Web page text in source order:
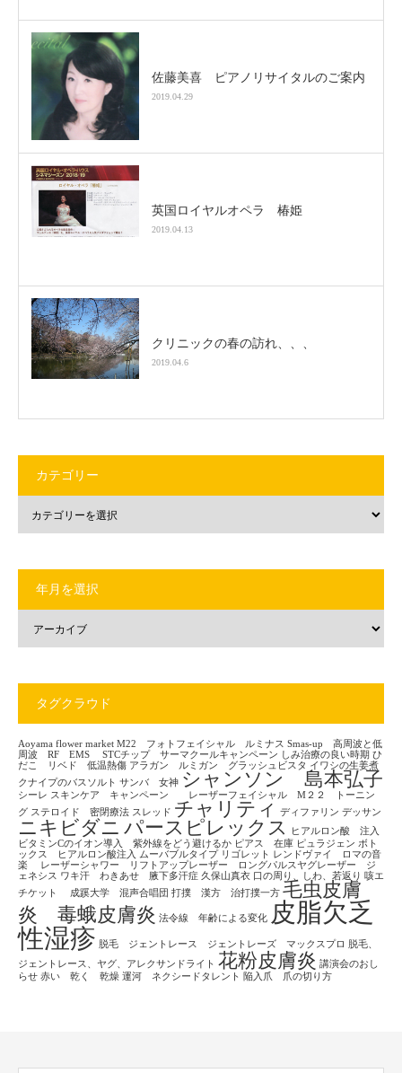
佐藤美喜 ピアノリサイタルのご案内
2019.04.29
英国ロイヤルオペラ 椿姫
2019.04.13
クリニックの春の訪れ、、、
2019.04.6
カテゴリー
年月を選択
タグクラウド
Aoyama flower market M22 フォトフェイシャル ルミナス Smas-up 高周波と低
周波 RF EMS
STCチップ サーマクールキャンペーン しみ治療の良い時期 ひ
だこ リベド 低温熱傷 アラガン ルミガン グラッシュビスタ イワシの生姜煮
クナイプのバスソルト サンバ 女神 シャンソン 島本弘子
シーレ スキンケア キャンペーン レーザーフェイシャル M２２ トーニン
グ ステロイド 密閉療法 スレッド チャリティ ディファリン デッサン
ニキビダニ パースピレックス
ヒアルロン酸 注入
ビタミンCのイオン導入 紫外線をどう避けるか ピアス 在庫 ピュラジェン ボト
ックス ヒアルロン酸注入
ムーバブルタイプ リゴレット レンドヴァイ ロマの音
楽
レーザーシャワー リフトアップレーザー ロングパルスヤグレーザー ジ
ェネシス ワキ汗 わきあせ 腋下多汗症 久保山真衣 口の周り、しわ、若返り 咳エ
チケット
成蹊大学 混声合唱団 打撲 漢方 治打撲一方 毛虫皮膚
炎 毒蛾皮膚炎 法令線 年齢による変化
皮脂欠乏
性湿疹 脱毛 ジェントレース ジェントレーズ マックスプロ
脱毛、
ジェントレース、ヤグ、アレクサンドライト 花粉皮膚炎 講演会のおし
らせ 赤い 乾く 乾燥 運河 ネクシードタレント 陥入爪 爪の切り方